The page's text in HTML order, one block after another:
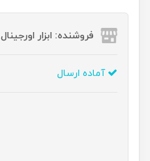
فروشنده: ابزار اورجینال
آماده ارسال